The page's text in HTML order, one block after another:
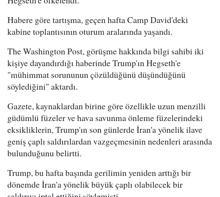
Habere göre tartışma, geçen hafta Camp David'deki
kabine toplantısının oturum aralarında yaşandı.
The Washington Post, görüşme hakkında bilgi sahibi iki
kişiye dayandırdığı haberinde Trump'ın Hegseth'e
"mühimmat sorununun çözüldüğünü düşündüğünü
söylediğini" aktardı.
Gazete, kaynaklardan birine göre özellikle uzun menzilli
güdümlü füzeler ve hava savunma önleme füzelerindeki
eksikliklerin, Trump'ın son günlerde İran'a yönelik ilave
geniş çaplı saldırılardan vazgeçmesinin nedenleri arasında
bulunduğunu belirtti.
Trump, bu hafta başında gerilimin yeniden arttığı bir
dönemde İran'a yönelik büyük çaplı olabilecek bir